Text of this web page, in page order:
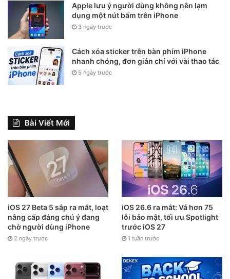
Apple lưu ý người dùng không nên lạm
dụng một nút bấm trên iPhone
3 ngày trước
Cách xóa sticker trên bàn phím iPhone
nhanh chóng, đơn giản chỉ với vài thao tác
5 ngày trước
Bài Viết Mới
iOS 27 Beta 5 sắp ra mắt, loạt
nâng cấp đáng chú ý đang
chờ người dùng iPhone
2 ngày trước
iOS 26.6 ra mắt: Vá hơn 75
lỗi bảo mật, tối ưu Spotlight
trước iOS 27
1 tuần trước